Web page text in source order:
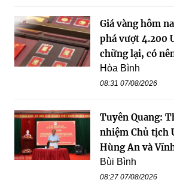
Giá vàng hôm
phá vượt 4.200
chững lại, có
Hòa Bình
08:31 07/08/2026
Tuyên Quang:
nhiệm Chủ tịch
Hùng An và
Bùi Bình
08:27 07/08/2026